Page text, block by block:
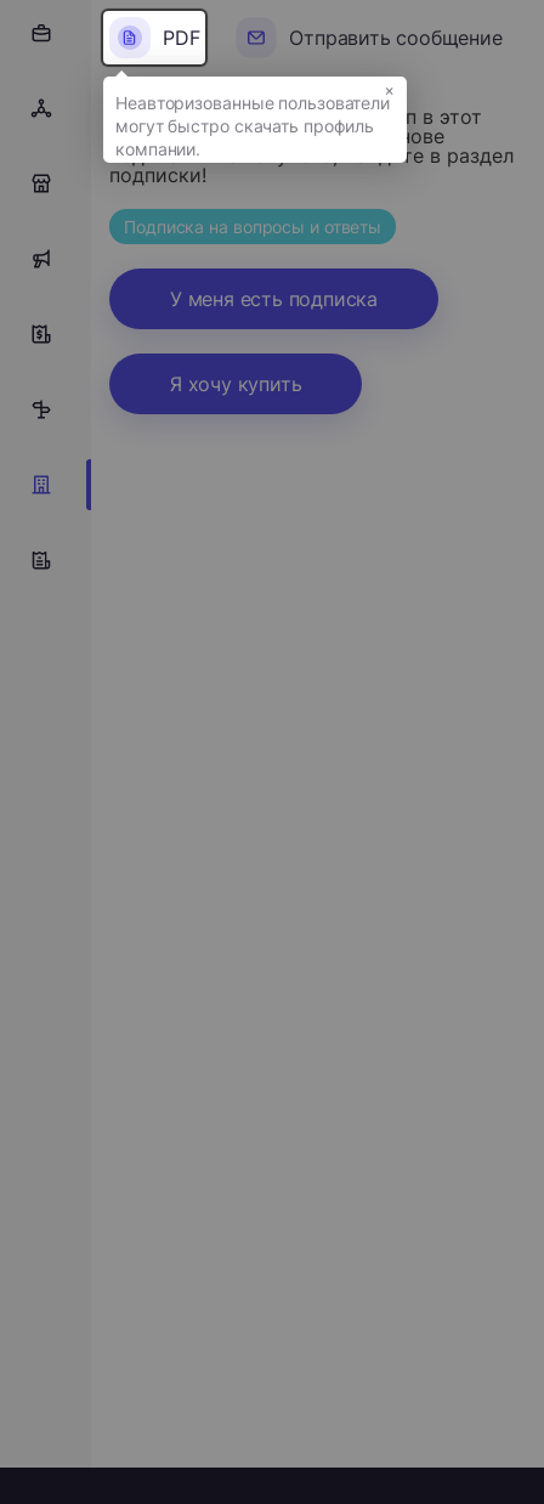
0
PDF Отправить сообщение
Уважаемый посетитель, доступ в этот
раздел осуществляется на основе
подписки. Пожалуйста, войдите в раздел
подписки!
Подписка на вопросы и ответы
У меня есть подписка
Я хочу купить
×